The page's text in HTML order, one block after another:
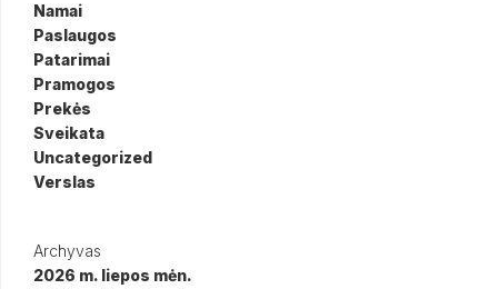
Namai
Paslaugos
Patarimai
Pramogos
Prekės
Sveikata
Uncategorized
Verslas
Archyvas
2026 m. liepos mėn.